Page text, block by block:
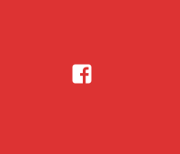
Facebook